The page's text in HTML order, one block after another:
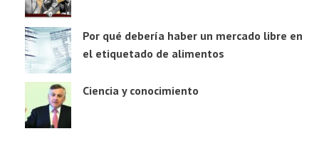
Por qué debería haber un mercado libre en
el etiquetado de alimentos
Ciencia y conocimiento